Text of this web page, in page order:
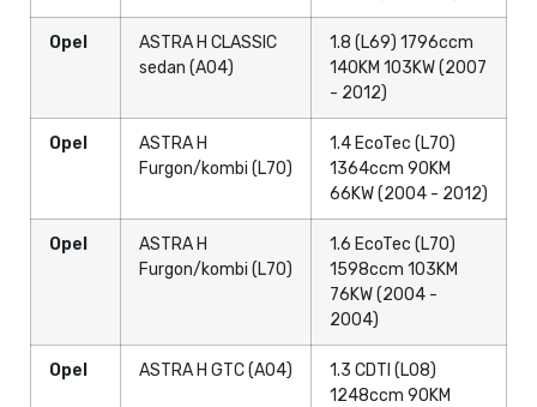
Opel
ASTRA H CLASSIC
sedan (A04)
1.8 (L69) 1796ccm
140KM 103KW (2007
- 2012)
Opel
ASTRA H
Furgon/kombi (L70)
1.4 EcoTec (L70)
1364ccm 90KM
66KW (2004 - 2012)
Opel
ASTRA H
Furgon/kombi (L70)
1.6 EcoTec (L70)
1598ccm 103KM
76KW (2004 -
2004)
Opel ASTRA H GTC (A04)
1.3 CDTI (L08)
1248ccm 90KM